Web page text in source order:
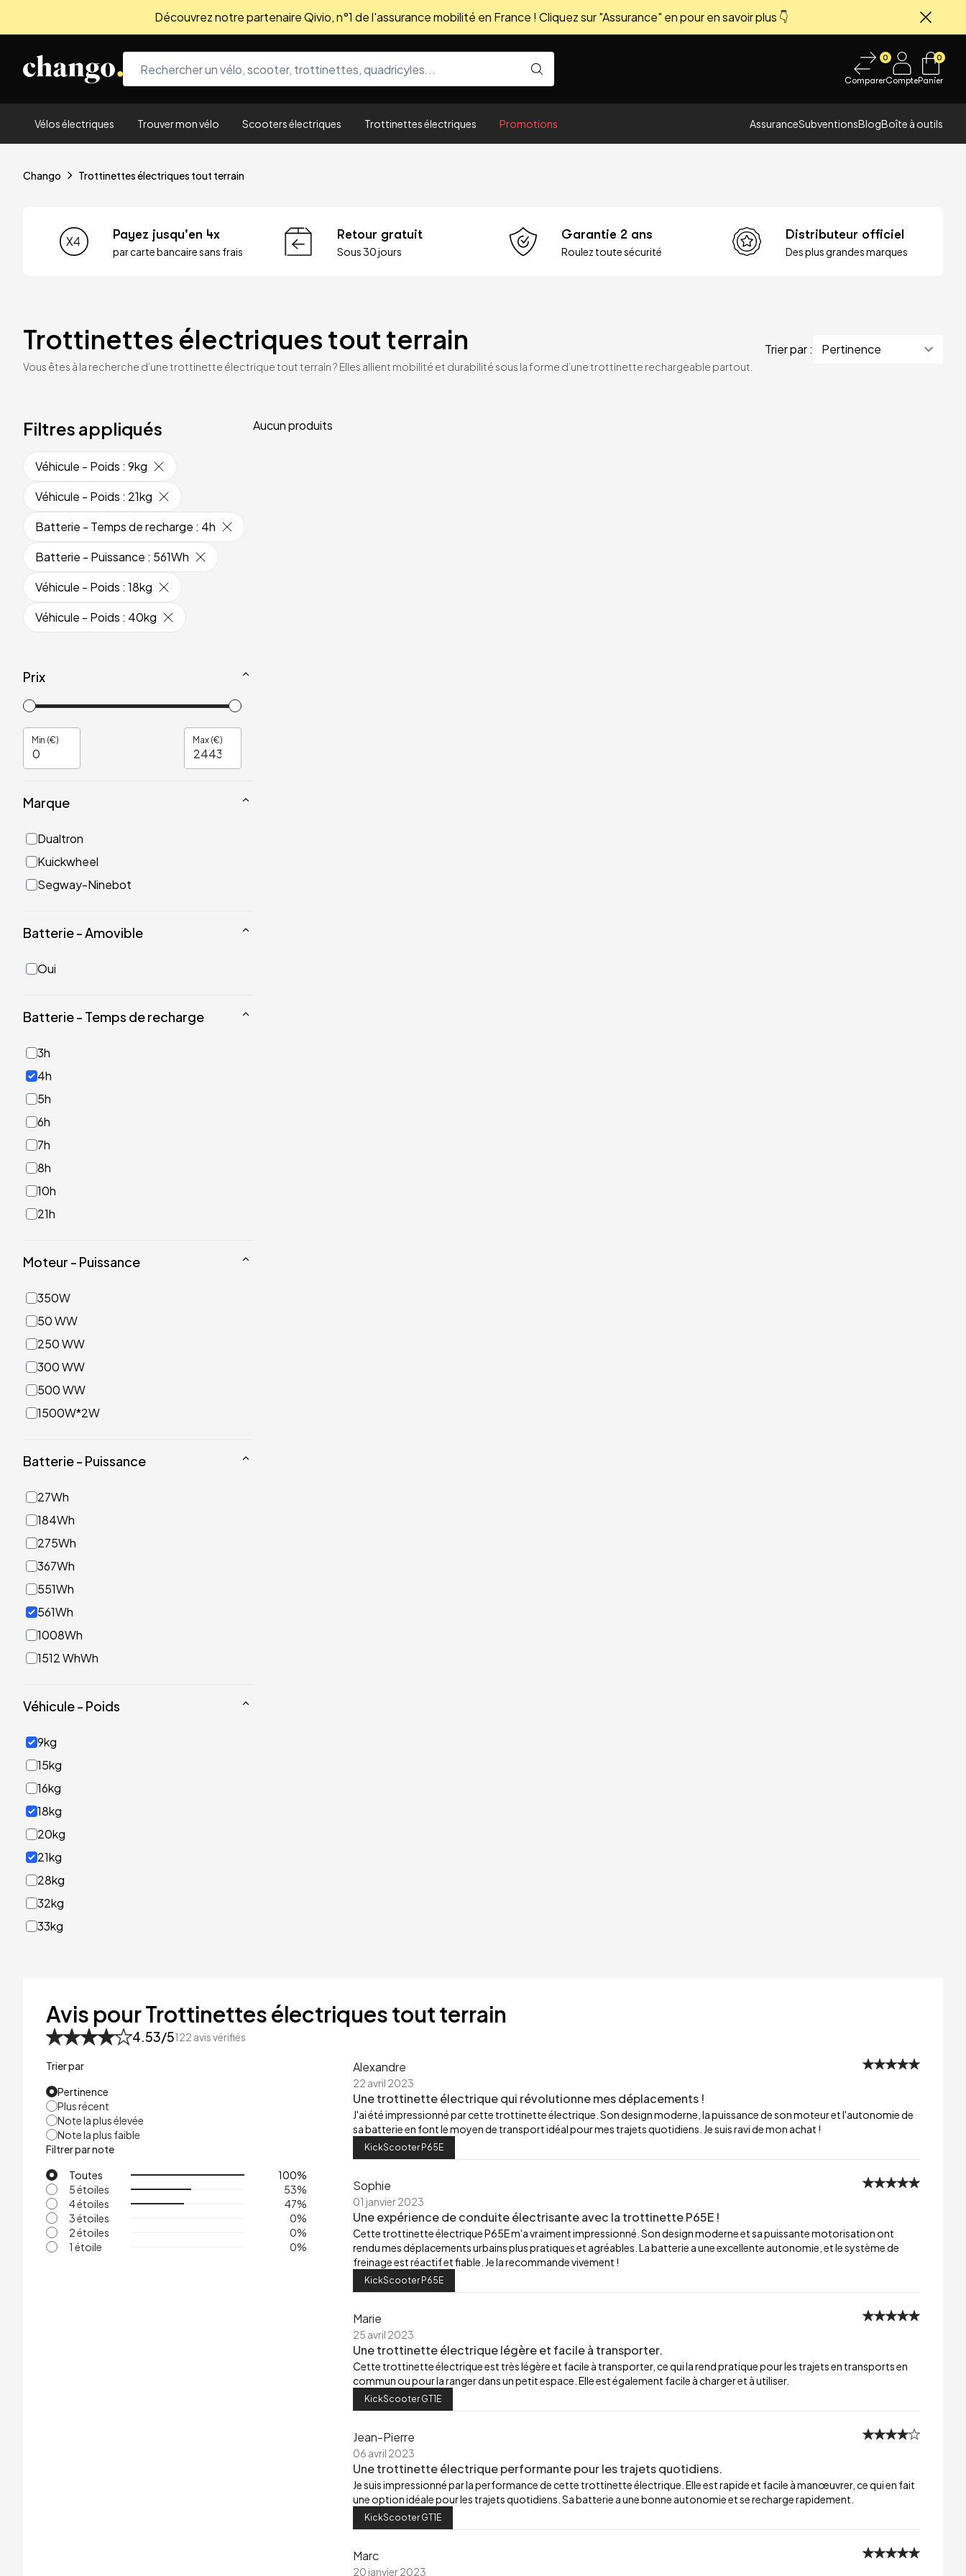
Découvrez notre partenaire Qivio, n°1 de l'assurance mobilité en France ! Cliquez sur "Assurance" en pour en savoir plus 👇
0
ComparerCompte
0
Panier
Vélos électriques Trouver mon vélo Scooters électriques Trottinettes électriques Promotions AssuranceSubventionsBlogBoîte à outils
Chango Trottinettes électriques tout terrain
Payez jusqu'en 4x
par carte bancaire sans frais
Retour gratuit
Sous 30 jours
Garantie 2 ans
Roulez toute sécurité
Distributeur officiel
Des plus grandes marques
Trottinettes électriques tout terrain
Vous êtes à la recherche d’une trottinette électrique tout terrain ? Elles allient mobilité et durabilité sous la forme d’une trottinette rechargeable partout.
Trier par :
Filtres appliqués
Véhicule - Poids : 9kg
Véhicule - Poids : 21kg
Batterie - Temps de recharge : 4h
Batterie - Puissance : 561Wh
Véhicule - Poids : 18kg
Véhicule - Poids : 40kg
Prix
Min (€) Max (€)
Marque
Dualtron
Kuickwheel
Segway-Ninebot
Batterie - Amovible
Oui
Batterie - Temps de recharge
3h
4h
5h
6h
7h
8h
10h
21h
Moteur - Puissance
350W
50 WW
250 WW
300 WW
500 WW
1500W*2W
Batterie - Puissance
27Wh
184Wh
275Wh
367Wh
551Wh
561Wh
1008Wh
1512 WhWh
Véhicule - Poids
9kg
15kg
16kg
18kg
20kg
21kg
28kg
32kg
33kg
53kg
Aucun produits
Avis pour Trottinettes électriques tout terrain
4.53/5122 avis vérifiés
Trier par
Pertinence
Plus récent
Note la plus élevée
Note la plus faible
Filtrer par note
Toutes
100%
5 étoiles
53%
4 étoiles
47%
3 étoiles
0%
2 étoiles
0%
1 étoile
0%
Alexandre
22 avril 2023
Une trottinette électrique qui révolutionne mes déplacements !
J'ai été impressionné par cette trottinette électrique. Son design moderne, la puissance de son moteur et l'autonomie de
sa batterie en font le moyen de transport idéal pour mes trajets quotidiens. Je suis ravi de mon achat !
KickScooter P65E
Sophie
01 janvier 2023
Une expérience de conduite électrisante avec la trottinette P65E !
Cette trottinette électrique P65E m'a vraiment impressionné. Son design moderne et sa puissante motorisation ont
rendu mes déplacements urbains plus pratiques et agréables. La batterie a une excellente autonomie, et le système de
freinage est réactif et fiable. Je la recommande vivement !
KickScooter P65E
Marie
25 avril 2023
Une trottinette électrique légère et facile à transporter.
Cette trottinette électrique est très légère et facile à transporter, ce qui la rend pratique pour les trajets en transports en
commun ou pour la ranger dans un petit espace. Elle est également facile à charger et à utiliser.
KickScooter GT1E
Jean-Pierre
06 avril 2023
Une trottinette électrique performante pour les trajets quotidiens.
Je suis impressionné par la performance de cette trottinette électrique. Elle est rapide et facile à manœuvrer, ce qui en fait
une option idéale pour les trajets quotidiens. Sa batterie a une bonne autonomie et se recharge rapidement.
KickScooter GT1E
Marc
20 janvier 2023